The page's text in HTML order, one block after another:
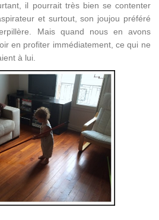
il pourrait très bien se contenter
et surtout, son joujou préféré
Mais quand nous en avons
en profiter immédiatement, ce qui ne
à lui.